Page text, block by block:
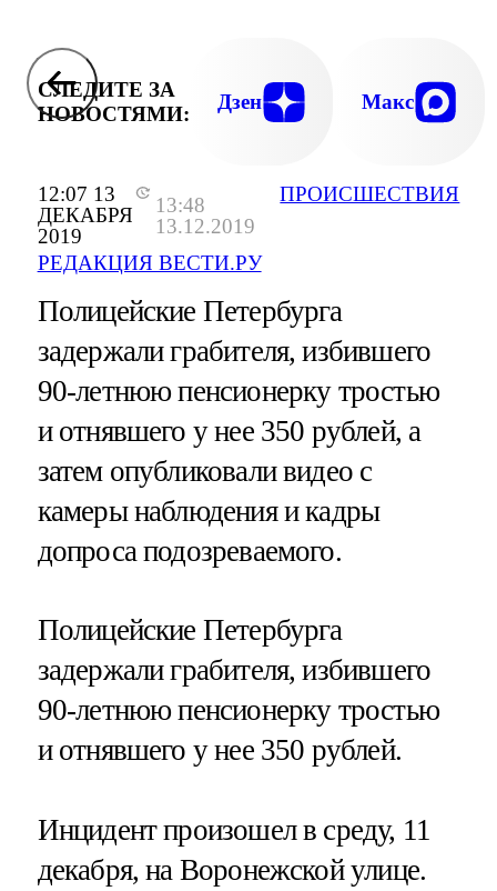
12:07 13
ДЕКАБРЯ
2019
13:48
13.12.2019
РЕДАКЦИЯ ВЕСТИ.РУ
ПРОИСШЕСТВИЯ
СЛЕДИТЕ ЗА
НОВОСТЯМИ:
Дзен Макс
Полицейские Петербурга
задержали грабителя, избившего
90-летнюю пенсионерку тростью
и отнявшего у нее 350 рублей, а
затем опубликовали видео с
камеры наблюдения и кадры
допроса подозреваемого.
Полицейские Петербурга
задержали грабителя, избившего
90-летнюю пенсионерку тростью
и отнявшего у нее 350 рублей.
Инцидент произошел в среду, 11
декабря, на Воронежской улице.